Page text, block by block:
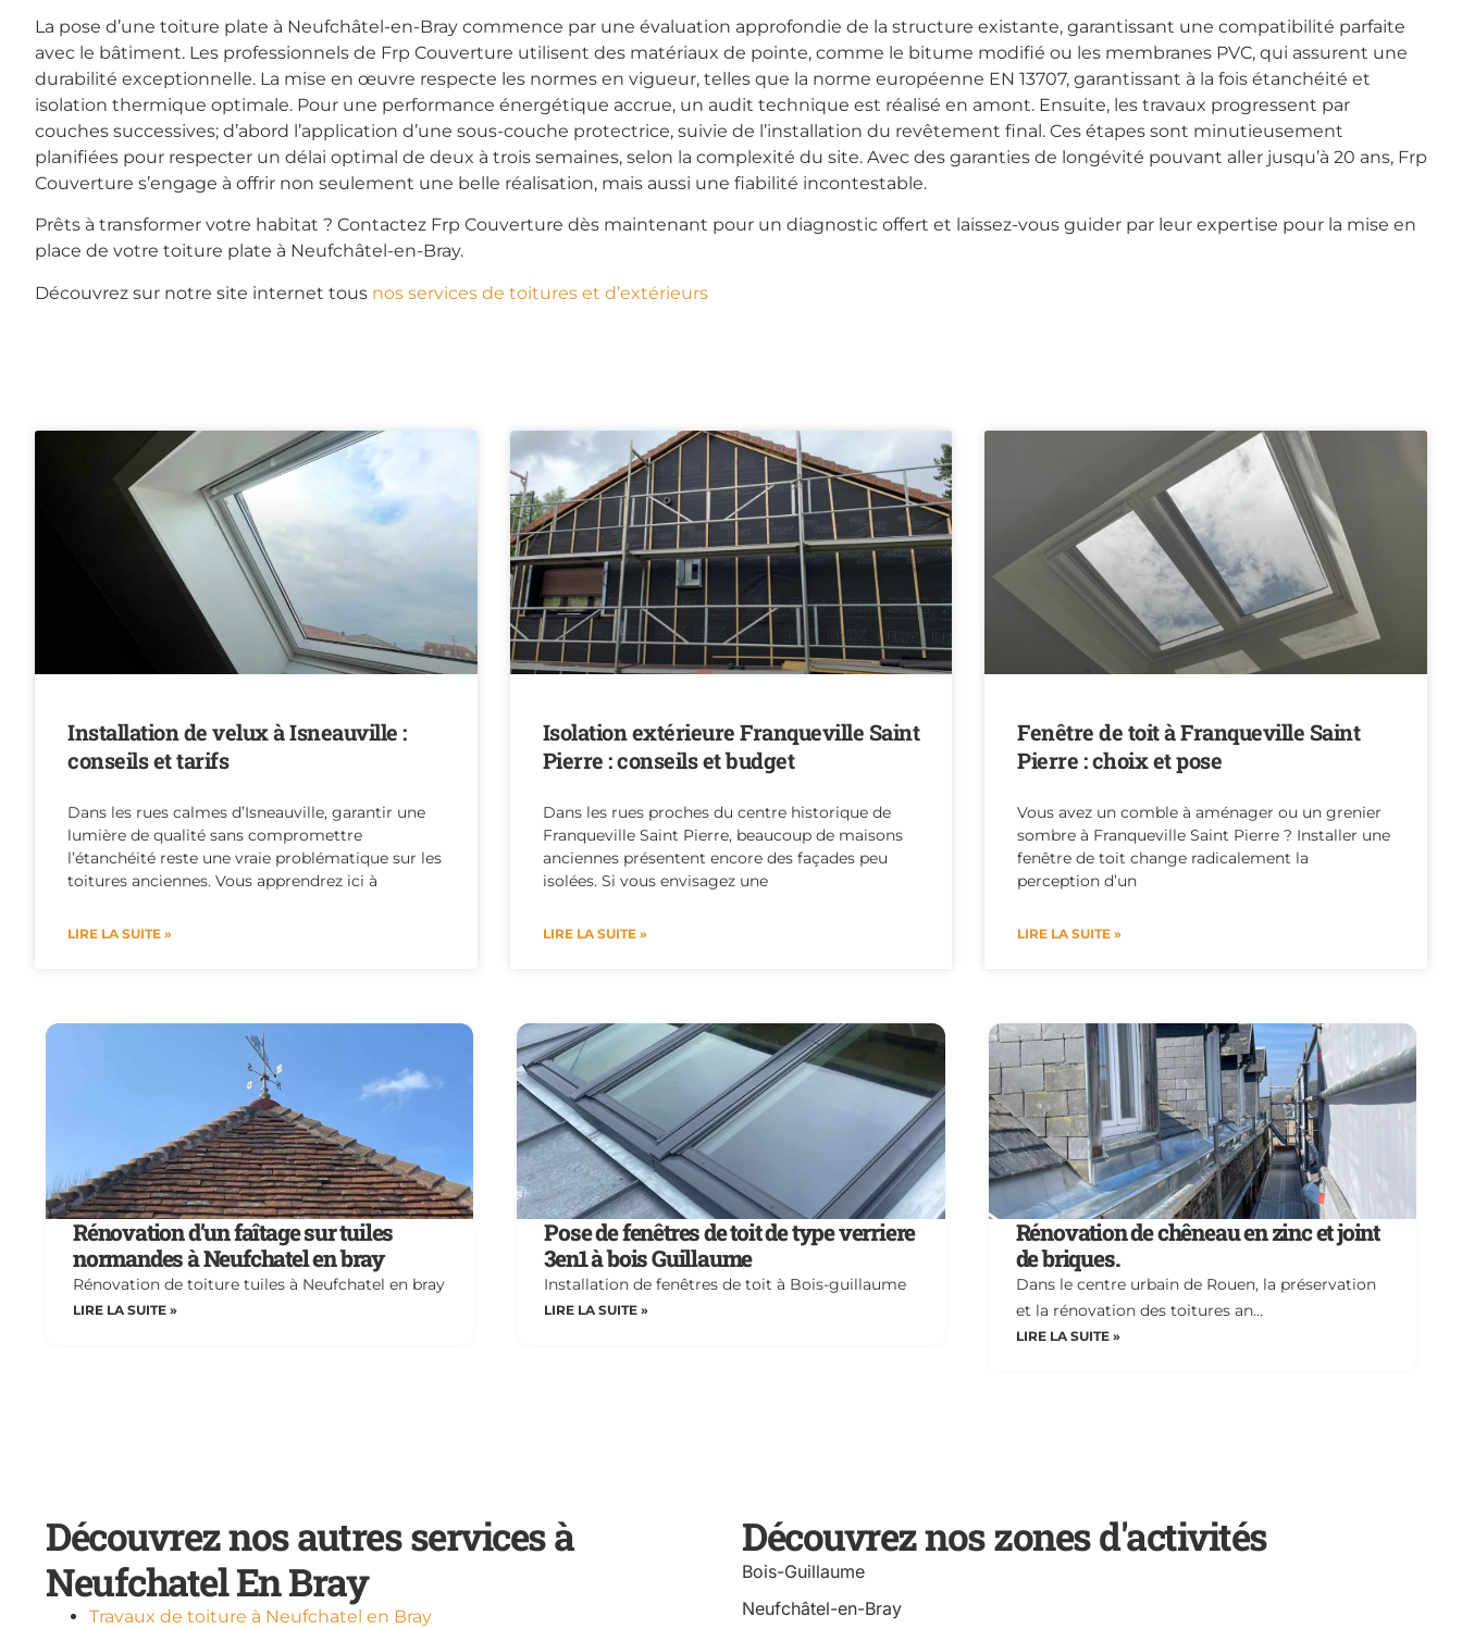
La pose d’une toiture plate à Neufchâtel-en-Bray commence par une évaluation approfondie de la structure existante, garantissant une compatibilité parfaite
avec le bâtiment. Les professionnels de Frp Couverture utilisent des matériaux de pointe, comme le bitume modifié ou les membranes PVC, qui assurent une
durabilité exceptionnelle. La mise en œuvre respecte les normes en vigueur, telles que la norme européenne EN 13707, garantissant à la fois étanchéité et
isolation thermique optimale. Pour une performance énergétique accrue, un audit technique est réalisé en amont. Ensuite, les travaux progressent par
couches successives; d’abord l’application d’une sous-couche protectrice, suivie de l’installation du revêtement final. Ces étapes sont minutieusement
planifiées pour respecter un délai optimal de deux à trois semaines, selon la complexité du site. Avec des garanties de longévité pouvant aller jusqu’à 20 ans, Frp
Couverture s’engage à offrir non seulement une belle réalisation, mais aussi une fiabilité incontestable.
Prêts à transformer votre habitat ? Contactez Frp Couverture dès maintenant pour un diagnostic offert et laissez-vous guider par leur expertise pour la mise en
place de votre toiture plate à Neufchâtel-en-Bray.
Découvrez sur notre site internet tous nos services de toitures et d’extérieurs
Installation de velux à Isneauville :
conseils et tarifs
Dans les rues calmes d’Isneauville, garantir une
lumière de qualité sans compromettre
l’étanchéité reste une vraie problématique sur les
toitures anciennes. Vous apprendrez ici à
LIRE LA SUITE »
Isolation extérieure Franqueville Saint
Pierre : conseils et budget
Dans les rues proches du centre historique de
Franqueville Saint Pierre, beaucoup de maisons
anciennes présentent encore des façades peu
isolées. Si vous envisagez une
LIRE LA SUITE »
Fenêtre de toit à Franqueville Saint
Pierre : choix et pose
Vous avez un comble à aménager ou un grenier
sombre à Franqueville Saint Pierre ? Installer une
fenêtre de toit change radicalement la
perception d’un
LIRE LA SUITE »
Rénovation d’un faîtage sur tuiles
normandes à Neufchatel en bray
Rénovation de toiture tuiles à Neufchatel en bray
LIRE LA SUITE »
Pose de fenêtres de toit de type verriere
3en1 à bois Guillaume
Installation de fenêtres de toit à Bois-guillaume
LIRE LA SUITE »
Rénovation de chêneau en zinc et joint
de briques.
Dans le centre urbain de Rouen, la préservation
et la rénovation des toitures an…
LIRE LA SUITE »
Découvrez nos autres services à
Neufchatel En Bray
Travaux de toiture à Neufchatel en Bray
Découvrez nos zones d'activités
Bois-Guillaume
Neufchâtel-en-Bray